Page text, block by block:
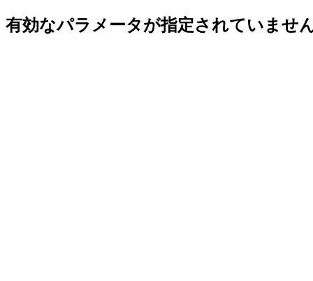
有効なパラメータが指定されていませ